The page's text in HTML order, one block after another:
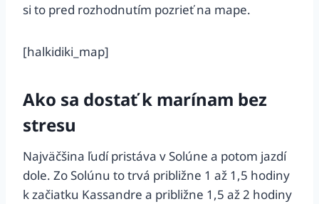
si to pred rozhodnutím pozrieť na mape.
[halkidiki_map]
Ako sa dostať k marínam bez
stresu
Najväčšina ľudí pristáva v Solúne a potom jazdí
dole. Zo Solúnu to trvá približne 1 až 1,5 hodiny
k začiatku Kassandre a približne 1,5 až 2 hodiny